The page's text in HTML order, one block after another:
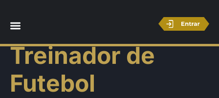
Licença B –
Treinador de
Futebol